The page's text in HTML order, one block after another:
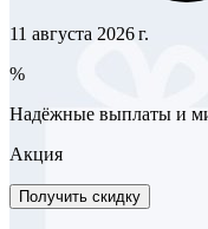
11 августа 2026 г.
%
Надёжные выплаты и
Акция
Получить скидку